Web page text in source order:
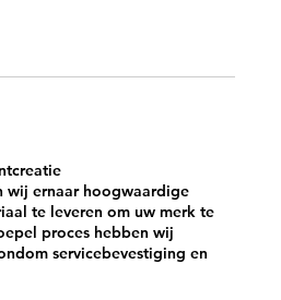
wij ernaar hoogwaardige
te leveren om uw merk te
proces hebben wij
servicebevestiging en